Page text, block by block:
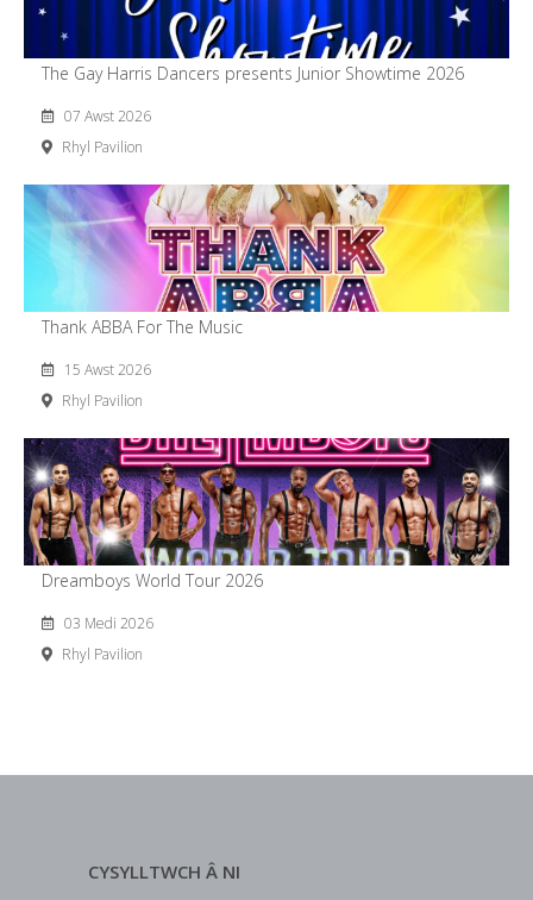
The Gay Harris Dancers presents Junior Showtime 2026
07 Awst 2026
Rhyl Pavilion
Thank ABBA For The Music
15 Awst 2026
Rhyl Pavilion
Dreamboys World Tour 2026
03 Medi 2026
Rhyl Pavilion
CYSYLLTWCH Â NI